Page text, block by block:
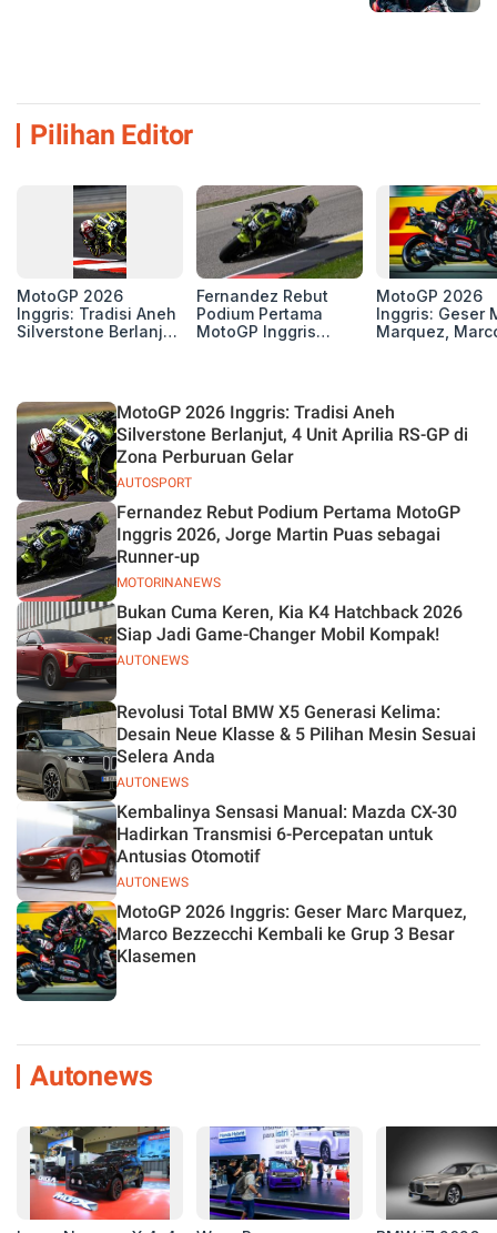
Pilihan Editor
MotoGP 2026
Inggris: Tradisi Aneh
Silverstone Berlanjut,
Fernandez Rebut
Podium Pertama
MotoGP Inggris
MotoGP 2026
Inggris: Geser
Marquez,
AUTOSPORT
MotoGP 2026 Inggris: Tradisi Aneh
Silverstone Berlanjut, 4 Unit Aprilia RS-GP di
Zona Perburuan Gelar
MOTORINANEWS
Fernandez Rebut Podium Pertama MotoGP
Inggris 2026, Jorge Martin Puas sebagai
Runner-up
AUTONEWS
Bukan Cuma Keren, Kia K4 Hatchback 2026
Siap Jadi Game-Changer Mobil Kompak!
AUTONEWS
Revolusi Total BMW X5 Generasi Kelima:
Desain Neue Klasse & 5 Pilihan Mesin Sesuai
Selera Anda
AUTONEWS
Kembalinya Sensasi Manual: Mazda CX-30
Hadirkan Transmisi 6-Percepatan untuk
Antusias Otomotif
MotoGP 2026 Inggris: Geser Marc Marquez,
Marco Bezzecchi Kembali ke Grup 3 Besar
Klasemen
Autonews